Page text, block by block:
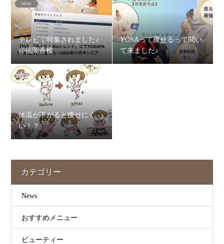
テレビで特集されました♪
@福岡香椎
YOSAって痩せるって聞い
て来ました♪
体温が下がると痩せにく
い！？
カテゴリー
News
おすすめメニュー
ビューティー